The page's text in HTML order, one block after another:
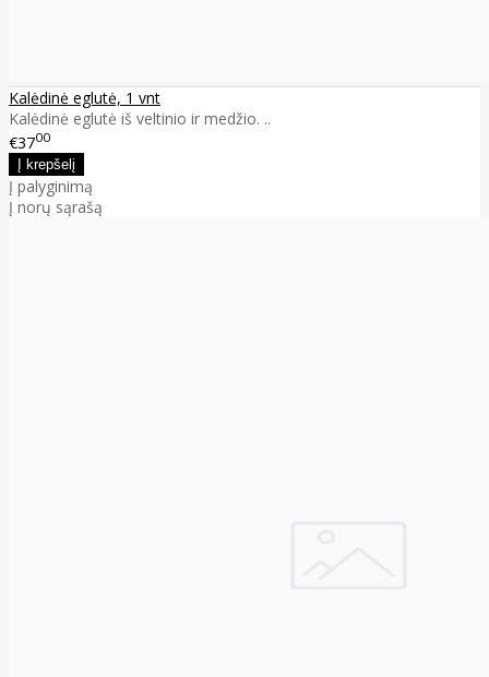
Kalėdinė eglutė, 1 vnt
Kalėdinė eglutė iš veltinio ir medžio. ..
€3700
Į palyginimą
Į norų sąrašą